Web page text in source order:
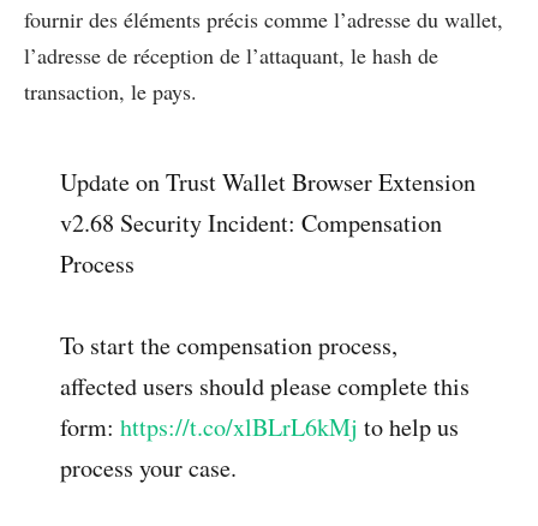
fournir des éléments précis comme l’adresse du wallet,
l’adresse de réception de l’attaquant, le hash de
transaction, le pays.
Update on Trust Wallet Browser Extension
v2.68 Security Incident: Compensation
Process
To start the compensation process,
affected users should please complete this
form:https://t.co/xlBLrL6kMj to help us
process your case.